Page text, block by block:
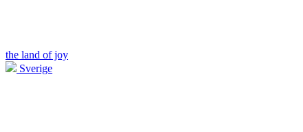
the land of joy
Sverige